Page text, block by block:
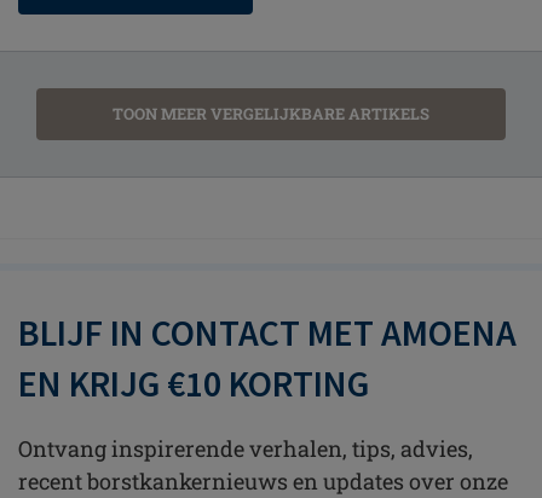
TOON MEER VERGELIJKBARE ARTIKELS
BLIJF IN CONTACT MET AMOENA
EN KRIJG €10 KORTING
Ontvang inspirerende verhalen, tips, advies,
recent borstkankernieuws en updates over onze